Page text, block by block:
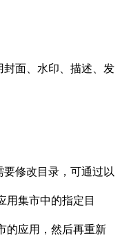
面、水印、描述、发
修改目录，可通过以
用集市中的指定目
的应用，然后再重新